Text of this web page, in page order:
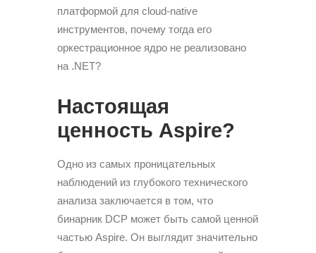
платформой для cloud-native
инструментов, почему тогда его
оркестрационное ядро не реализовано
на .NET?
Настоящая
ценность Aspire?
Одно из самых проницательных
наблюдений из глубокого технического
анализа заключается в том, что
бинарник DCP может быть самой ценной
частью Aspire. Он выглядит значительно